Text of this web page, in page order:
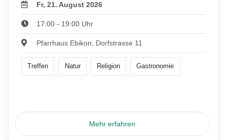
Fr, 21. August 2026
17:00 - 19:00 Uhr
Pfarrhaus Ebikon, Dorfstrasse 11
Treffen Natur Religion Gastronomie
Mehr erfahren